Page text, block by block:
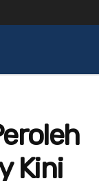
Kini